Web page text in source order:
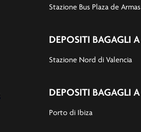
Stazione Bus Plaza de Armas
DEPOSITI BAGAGLI A
Stazione Nord di Valencia
DEPOSITI BAGAGLI A
Porto di Ibiza